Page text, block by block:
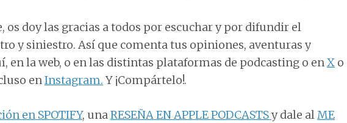
os doy las gracias a todos por escuchar y por difundir el
y siniestro. Así que comenta tus opiniones, aventuras y
en la web, o en las distintas plataformas de podcasting o enX o
enInstagram. Y ¡Compártelo!.
en SPOTIFY, unaRESEÑA EN APPLE PODCASTSy dale alME